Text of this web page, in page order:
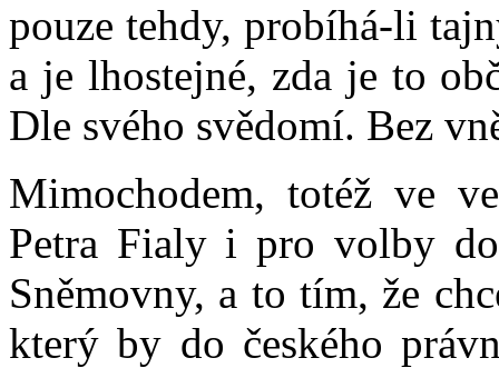
pouze tehdy, probíhá-li
a je lhostejné, zda je to
Dle svého svědomí. Bez
Mimochodem, totéž ve
Petra Fialy i pro volby
Sněmovny, a to tím, že
který by do českého